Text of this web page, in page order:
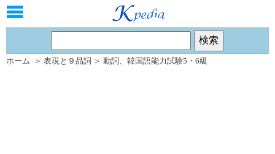
ホーム ＞ 表現と９品詞 ＞ 動詞 、 韓国語能力試験5・6級